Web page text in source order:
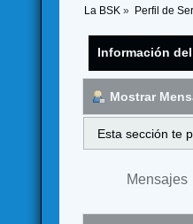
La BSK » Perfil de
Información
Mostrar
Esta sección te
Mensajes